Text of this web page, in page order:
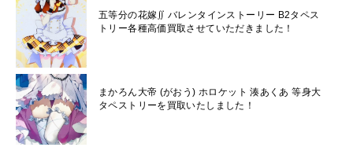
五等分の花嫁∬ バレンタインストーリー B2タペス
トリー各種高価買取させていただきました！
まかろん大帝 (がおう) ホロケット 湊あくあ 等身大
タペストリーを買取いたしました！